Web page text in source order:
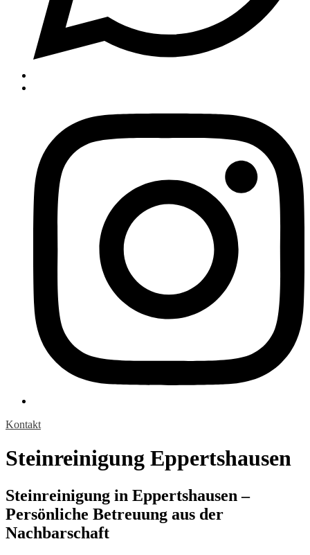
Kontakt
Steinreinigung Eppertshausen
Steinreinigung in Eppertshausen –
Persönliche Betreuung aus der
Nachbarschaft